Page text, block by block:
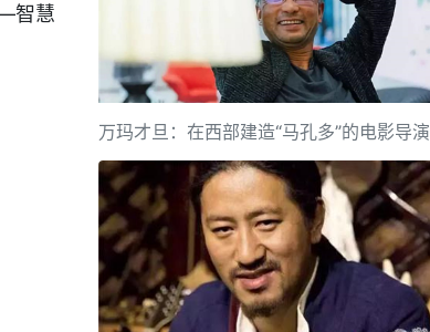
智慧
万玛才旦：在西部建造“马孔多”的电影导演